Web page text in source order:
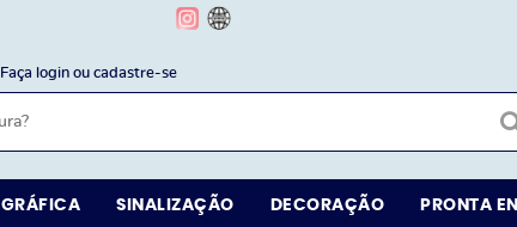
Faça login ou cadastre-se
GRÁFICA SINALIZAÇÃO DECORAÇÃO PRONTA